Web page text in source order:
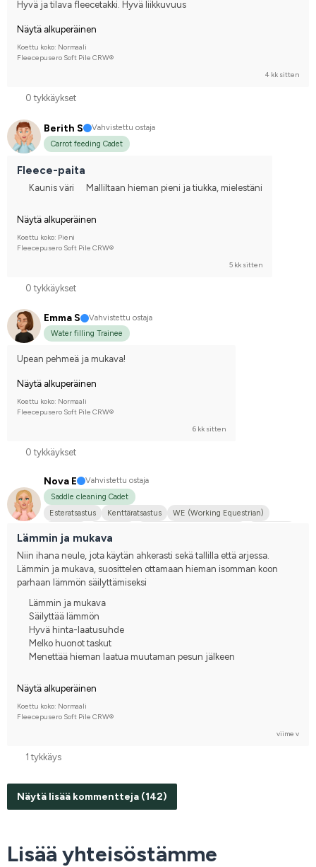
Hyvä ja tilava fleecetakki. Hyvä liikkuvuus
Näytä alkuperäinen
Koettu koko: Normaali
Fleecepusero Soft Pile CRW®
4 kk sitten
0 tykkäykset
Berith S
Vahvistettu ostaja
Carrot feeding Cadet
Fleece-paita
Kaunis väri Malliltaan hieman pieni ja tiukka, mielestäni
Näytä alkuperäinen
Koettu koko: Pieni
Fleecepusero Soft Pile CRW®
5 kk sitten
0 tykkäykset
Emma S
Vahvistettu ostaja
Water filling Trainee
Upean pehmeä ja mukava!
Näytä alkuperäinen
Koettu koko: Normaali
Fleecepusero Soft Pile CRW®
6 kk sitten
0 tykkäykset
Nova E
Vahvistettu ostaja
Saddle cleaning Cadet
Esteratsastus
Kenttäratsastus
WE (Working Equestrian)
Kilpailen harrastetasolla
Lämmin ja mukava
Niin ihana neule, jota käytän ahkerasti sekä tallilla että arjessa.
Lämmin ja mukava, suosittelen ottamaan hieman isomman koon
parhaan lämmön säilyttämiseksi
Lämmin ja mukava
Säilyttää lämmön
Hyvä hinta-laatusuhde
Melko huonot taskut
Menettää hieman laatua muutaman pesun jälkeen
Näytä alkuperäinen
Koettu koko: Normaali
Fleecepusero Soft Pile CRW®
viime v
1 tykkäys
Näytä lisää kommentteja (142)
Lisää yhteisöstämme